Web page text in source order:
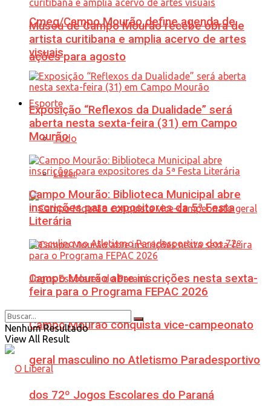
Cmeg/Campo Mourão define agenda de
ações para agosto
Esporte
Tudo
Lazer
Campo Mourão conquista vice-campeonato
geral masculino no Atletismo Paradesportivo
dos 72º Jogos Escolares do Paraná
Museu de Campo Mourão recebe obra de
artista curitibana e amplia acervo de artes
visuais
Exposição “Reflexos da Dualidade” será
aberta nesta sexta-feira (31) em Campo
Mourão
Campo Mourão: Biblioteca Municipal abre
inscrições para expositores da 5ª Festa
Literária
Campo Mourão abre inscrições nesta sexta-
feira para o Programa FEPAC 2026
Nenhum Resultado
View All Result